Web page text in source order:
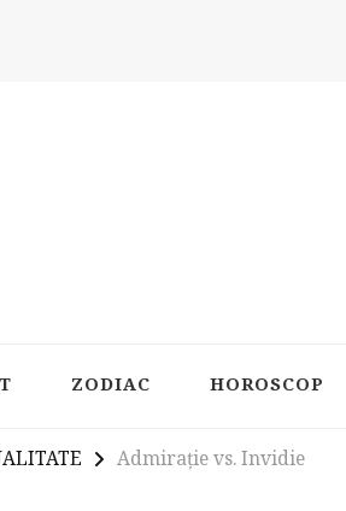
ZODIAC HOROSCOP
Admirație vs. Invidie